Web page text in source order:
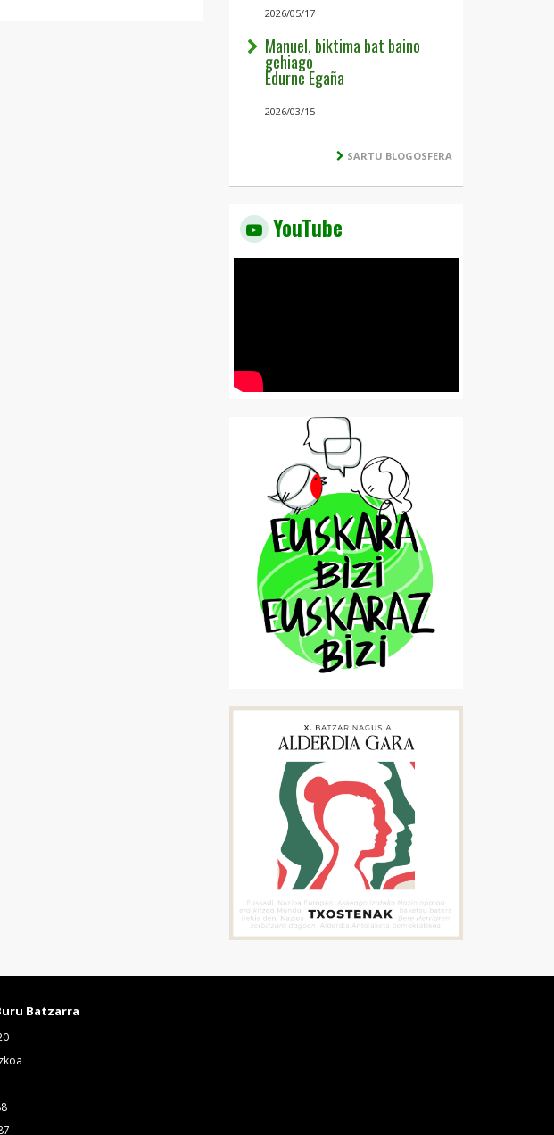
2026/05/17
Manuel, biktima bat baino
gehiago
Edurne Egaña
2026/03/15
SARTU BLOGOSFERA
YouTube
Batzarra